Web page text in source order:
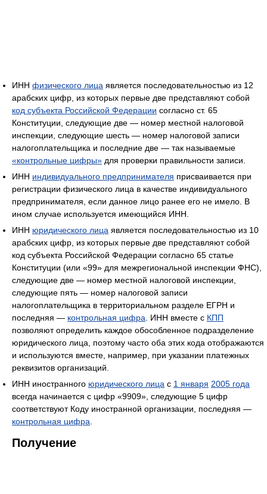
ИНН физического лица является последовательностью из 12
арабских цифр, из которых первые две представляют собой
код субъекта Российской Федерации согласно ст. 65
Конституции, следующие две — номер местной налоговой
инспекции, следующие шесть — номер налоговой записи
налогоплательщика и последние две — так называемые
«контрольные цифры» для проверки правильности записи.
ИНН индивидуального предпринимателя присваивается при
регистрации физического лица в качестве индивидуального
предпринимателя, если данное лицо ранее его не имело. В
ином случае используется имеющийся ИНН.
ИНН юридического лица является последовательностью из 10
арабских цифр, из которых первые две представляют собой
код субъекта Российской Федерации согласно 65 статье
Конституции (или «99» для межрегиональной инспекции ФНС),
следующие две — номер местной налоговой инспекции,
следующие пять — номер налоговой записи
налогоплательщика в территориальном разделе ЕГРН и
последняя — контрольная цифра . ИНН вместе с КПП
позволяют определить каждое обособленное подразделение
юридического лица, поэтому часто оба этих кода отображаются
и используются вместе, например, при указании платежных
реквизитов организаций.
ИНН иностранного юридического лица c 1 января 2005 года
всегда начинается с цифр «9909», следующие 5 цифр
соответствуют Коду иностранной организации, последняя —
контрольная цифра
Получение